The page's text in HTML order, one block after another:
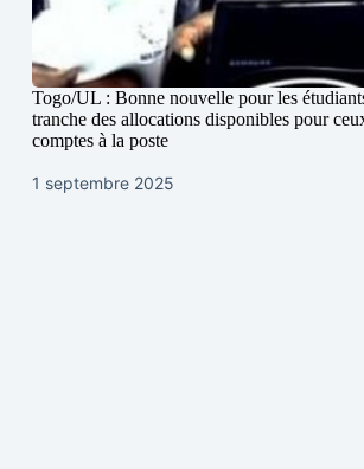
Togo/UL : Bonne nouvelle pour les
tranche des allocations disponibles pour
comptes à la poste
1 septembre 2025